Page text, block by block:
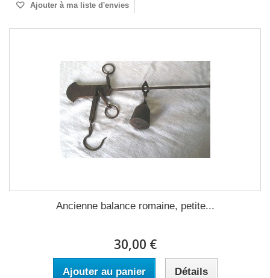
Ajouter à ma liste d'envies
Ancienne balance romaine, petite...
30,00 €
Ajouter au panier Détails